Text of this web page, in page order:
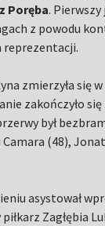
Poręba.
z powodu
reprezentacji.
zmierzyła się
zakończyło
był
(48),
asystował
piłkarz Zagłębia